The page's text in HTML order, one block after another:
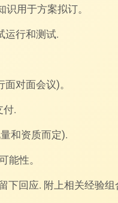
用于方案拟订。
运行和测试.
对面会议)。
付.
和资质而定).
能性。
回应. 附上相关经验组